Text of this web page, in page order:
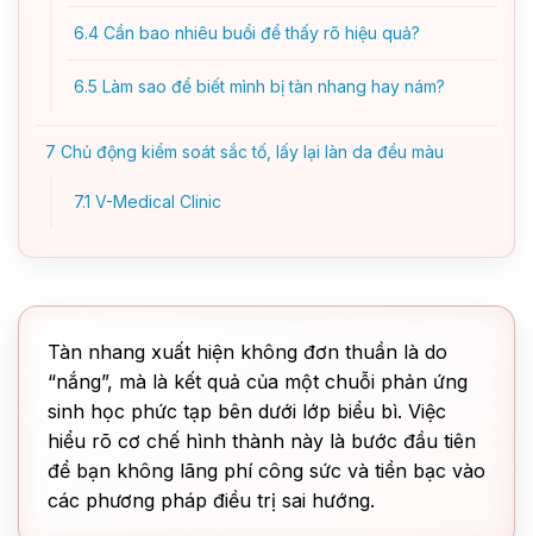
6.4 Cần bao nhiêu buổi để thấy rõ hiệu quả?
6.5 Làm sao để biết mình bị tàn nhang hay nám?
7 Chủ động kiểm soát sắc tố, lấy lại làn da đều màu
7.1 V-Medical Clinic
Tàn nhang xuất hiện không đơn thuần là do
“nắng”, mà là kết quả của một chuỗi phản ứng
sinh học phức tạp bên dưới lớp biểu bì. Việc
hiểu rõ cơ chế hình thành này là bước đầu tiên
để bạn không lãng phí công sức và tiền bạc vào
các phương pháp điều trị sai hướng.